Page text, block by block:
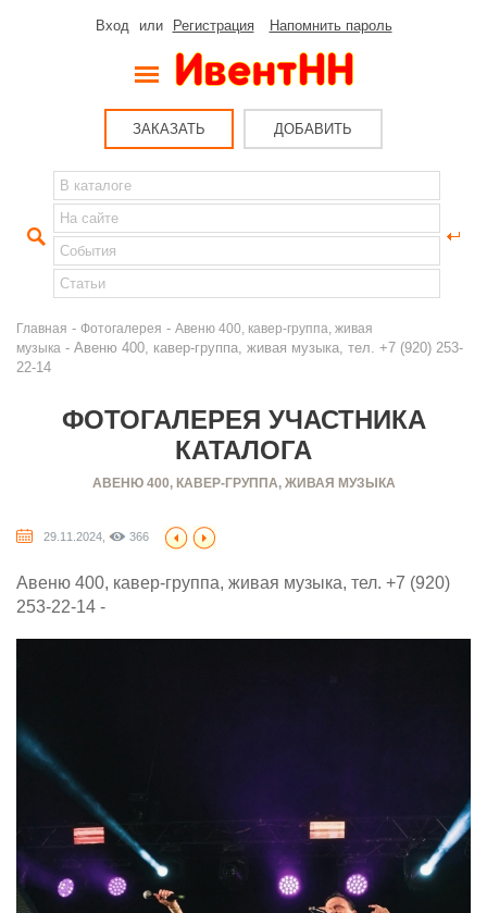
Вход или Регистрация Напомнить пароль
ЗАКАЗАТЬ ДОБАВИТЬ
Главная - Фотогалерея - Авеню 400, кавер-группа, живая
музыка - Авеню 400, кавер-группа, живая музыка, тел. +7 (920) 253-
22-14
ФОТОГАЛЕРЕЯ УЧАСТНИКА
КАТАЛОГА
АВЕНЮ 400, КАВЕР-ГРУППА, ЖИВАЯ МУЗЫКА
29.11.2024, 366
Авеню 400, кавер-группа, живая музыка, тел. +7 (920)
253-22-14 -